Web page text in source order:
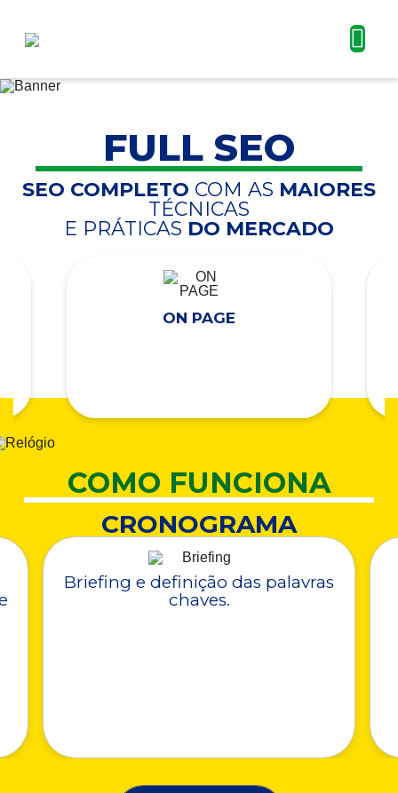
FULL SEO
SEO COMPLETO COM AS MAIORES
TÉCNICAS
E PRÁTICAS DO MERCADO
ON PAGE
COMO FUNCIONA
CRONOGRAMA
Briefing e definição das palavras
chaves.